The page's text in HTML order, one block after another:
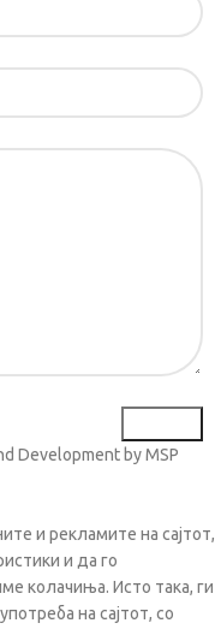
Development by MSP
и рекламите на сајтот,
и да го
колачиња. Исто така, ги
на сајтот, со